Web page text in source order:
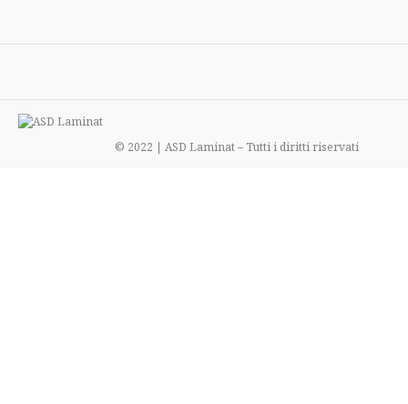
© 2022 | ASD Laminat – Tutti i diritti riservati